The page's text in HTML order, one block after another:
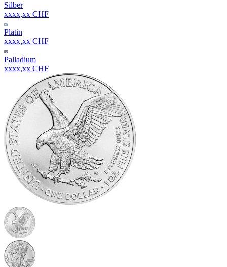
Silber
xxxx,xx CHF
Platin
xxxx,xx CHF
Palladium
xxxx,xx CHF